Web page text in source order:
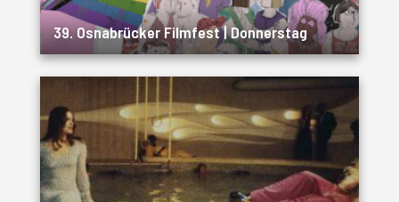
39. Osnabrücker Filmfest | Donnerstag